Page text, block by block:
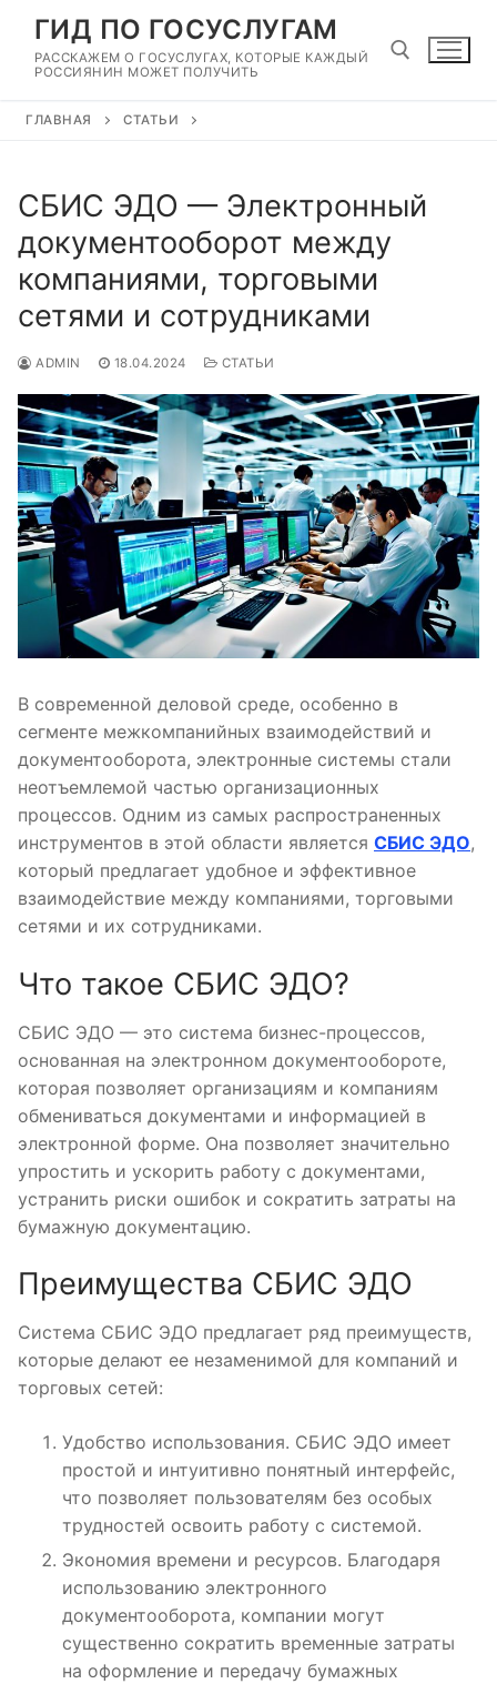
Перейти
содержимому
ГИД ПО ГОСУСЛУГАМ
РАССКАЖЕМ О ГОСУСЛУГАХ, КОТОРЫЕ КАЖДЫЙ
РОССИЯНИН МОЖЕТ ПОЛУЧИТЬ
ГЛАВНАЯ СТАТЬИ
СБИС ЭДО — Электронный
документооборот между
компаниями, торговыми
сетями и сотрудниками
ADMIN 18.04.2024 СТАТЬИ
В современной деловой среде, особенно в
сегменте межкомпанийных взаимодействий и
документооборота, электронные системы стали
неотъемлемой частью организационных
процессов. Одним из самых распространенных
инструментов в этой области является СБИС ЭДО,
который предлагает удобное и эффективное
взаимодействие между компаниями, торговыми
сетями и их сотрудниками.
Что такое СБИС ЭДО?
СБИС ЭДО — это система бизнес-процессов,
основанная на электронном документообороте,
которая позволяет организациям и компаниям
обмениваться документами и информацией в
электронной форме. Она позволяет значительно
упростить и ускорить работу с документами,
устранить риски ошибок и сократить затраты на
бумажную документацию.
Преимущества СБИС ЭДО
Система СБИС ЭДО предлагает ряд преимуществ,
которые делают ее незаменимой для компаний и
торговых сетей:
Удобство использования. СБИС ЭДО имеет
простой и интуитивно понятный интерфейс,
что позволяет пользователям без особых
трудностей освоить работу с системой.
Экономия времени и ресурсов. Благодаря
использованию электронного
документооборота, компании могут
существенно сократить временные затраты
на оформление и передачу бумажных